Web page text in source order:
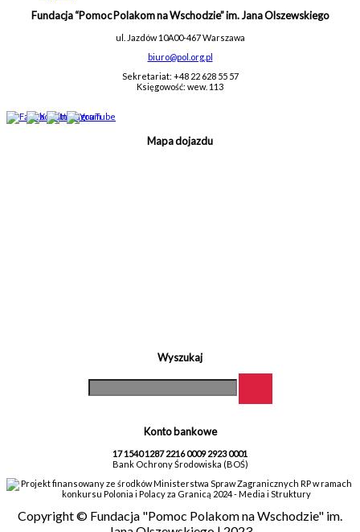
Fundacja “Pomoc Polakom na Wschodzie” im. Jana Olszewskiego
ul. Jazdów 10A00-467 Warszawa
biuro@pol.org.pl
Sekretariat: +48 22 628 55 57
Księgowość: wew. 113
Mapa dojazdu
Wyszukaj
Konto bankowe
17 1540 1287 2216 0009 2923 0001
Bank Ochrony Środowiska (BOŚ)
Projekt finansowany ze środków Ministerstwa Spraw Zagranicznych RP w ramach
konkursu Polonia i Polacy za Granicą 2024 - Media i Struktury
Copyright © Fundacja "Pomoc Polakom na Wschodzie" im.